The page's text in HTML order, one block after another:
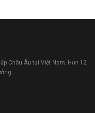
Châu Âu tại Việt Nam. Hơn 12